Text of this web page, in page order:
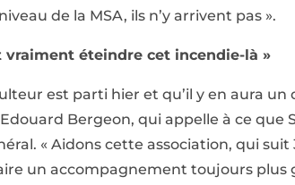
de la MSA, ils n’y arrivent pas ».
vraiment éteindre cet incendie-là »
est parti hier et qu’il y en aura un
Bergeon, qui appelle à ce que
« Aidons cette association, qui suit
un accompagnement toujours plus